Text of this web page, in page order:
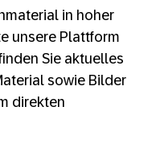
in hoher
unsere Plattform
Sie aktuelles
sowie Bilder
direkten